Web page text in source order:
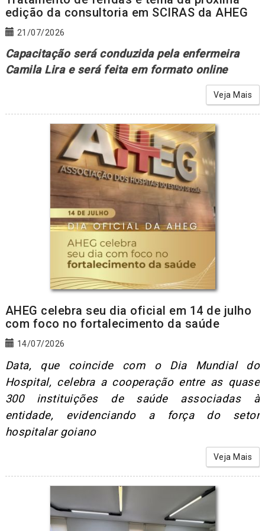
edição da consultoria em SCIRAS da AHEG
21/07/2026
Capacitação será conduzida pela enfermeira
Camila Lira e será feita em formato online
Veja Mais
AHEG celebra seu dia oficial em 14 de julho
com foco no fortalecimento da saúde
14/07/2026
Data, que coincide com o Dia Mundial do
Hospital, celebra a cooperação entre as quase
300 instituições de saúde associadas à
entidade, evidenciando a força do setor
hospitalar goiano
Veja Mais